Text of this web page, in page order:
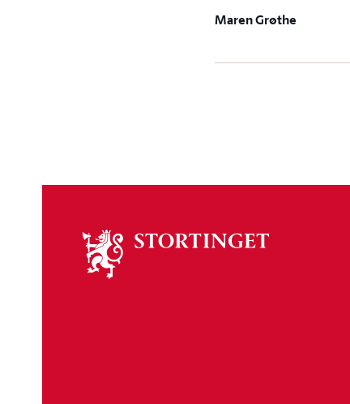
Maren Grøthe
stortinget